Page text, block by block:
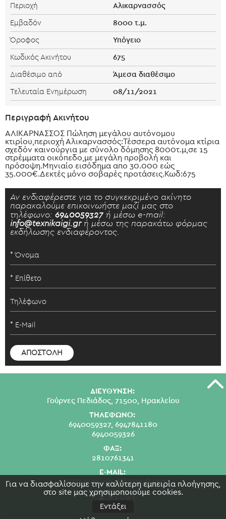
Για να διασφαλίσουμε την καλύτερη εμπειρία πλοήγησης,
στο site μας χρησιμοποιούμε cookies.
Εντάξει
Περιοχή Αλικαρνασσός
Εμβαδόν 8000 τ.μ.
Όροφος Υπόγειο
Κωδικός Ακινήτου 675
Διαθέσιμο από Άμεσα διαθέσιμο
Τελευταία Ενημέρωση 08/11/2021
Περιγραφή Ακινήτου
ΑΛΙΚΑΡΝΑΣΣΟΣ Πώληση μεγάλου αυτόνομου
κτιρίου,περιοχή Αλικαρνασσός:Τέσσερα αυτόνομα κτίρια
σχεδόν καινούργια με σύνολο δόμησης 8000τ.μ,σε 15
στρέμματα οικόπεδο,με μεγάλη προβολή και
πρόσοψη.Μηνιαίο εισόδημα απο 30.000 εώς
35.000€.Δεκτές μόνο σοβαρές προτάσεις.Κωδ:675
Αν ενδιαφέρεστε για το συγκεκριμένο ακίνητο
παρακαλούμε επικοινωήστε μαζί μας στο
τηλέφωνο: 6940059327 ή μέσω e-mail:
info@texnikaigi.grή μέσω της παρακάτω φόρμας
εκδήλωσης ενδιαφέροντος.
ΔΙΕΥΘΥΝΣΗ:
Γούρνες Πεδιάδος, 71500, Ηρακλείου
ΤΗΛΕΦΩΝΟ:
6940059327, 6947841180
6940059326
ΦΑΞ:
2810761341
E-MAIL:
swkianoumarina@hotmail.com